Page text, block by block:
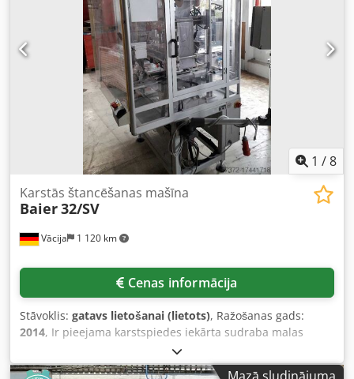
1 /8
Vācija 1 120 km
Karstās štancēšanas mašīna
Baier32/SV
Cenas informācija
Stāvoklis: gatavs lietošanai (lietots), Ražošanas gads:
2014, Ir pieejama karstspiedes iekārta sudraba malas
karstspiedei uz instrumentu paneļiem. Apkures jauda: 5,6
kW, spiešanas spēks: 20 kN, maks. spiediens: 6 bāri.